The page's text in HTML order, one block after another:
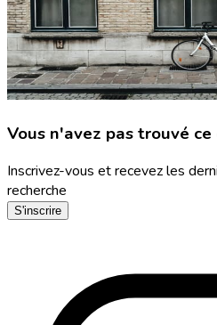
Vous n'avez pas trouvé
Inscrivez-vous et recevez les
recherche
S'inscrire